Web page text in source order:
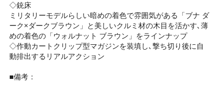
◇銃床
ミリタリーモデルらしい暗めの着色で雰囲気がある「ブナ ダ
ーク×ダークブラウン」と美しいクルミ材の木目を活かす､薄
めの着色の「ウォルナット ブラウン」をラインナップ
◇作動カートクリップ型マガジンを装填し､撃ち切り後に自
動排出するリアルアクション
■備考：